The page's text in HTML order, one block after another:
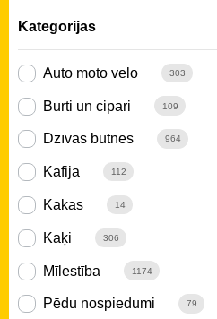
Kategorijas
Auto moto velo 303
Burti un cipari 109
Dzīvas būtnes 964
Kafija 112
Kakas 14
Kaķi 306
Mīlestība 1174
Pēdu nospiedumi 79